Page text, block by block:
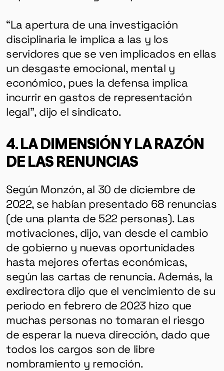
HERRAMIENTAS
SOBRE MUTANTE
DONACIONES
ESPECIALES
“La apertura de una investigación
disciplinaria le implica a las y los
servidores que se ven implicados en ellas
un desgaste emocional, mental y
económico, pues la defensa implica
incurrir en gastos de representación
legal”, dijo el sindicato.
4. LA DIMENSIÓN Y LA RAZÓN
DE LAS RENUNCIAS
Según Monzón, al 30 de diciembre de
2022, se habían presentado 68 renuncias
(de una planta de 522 personas). Las
motivaciones, dijo, van desde el cambio
de gobierno y nuevas oportunidades
hasta mejores ofertas económicas,
según las cartas de renuncia. Además, la
exdirectora dijo que el vencimiento de su
periodo en febrero de 2023 hizo que
muchas personas no tomaran el riesgo
de esperar la nueva dirección, dado que
todos los cargos son de libre
nombramiento y remoción.